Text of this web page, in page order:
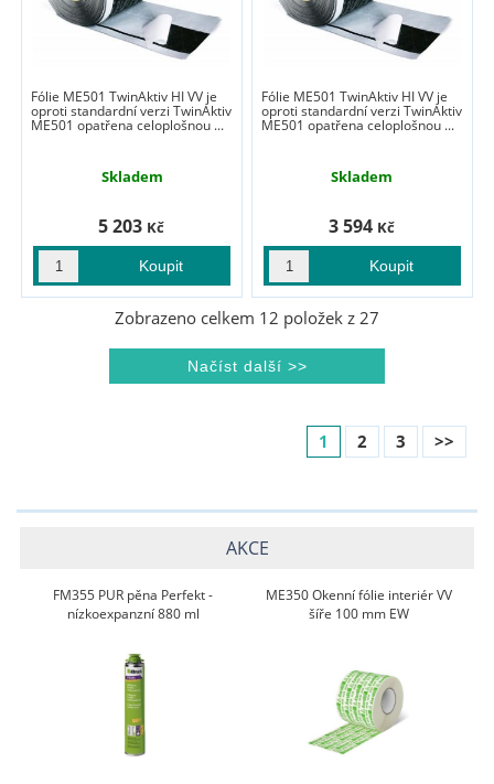
Fólie ME501 TwinAktiv HI VV je
oproti standardní verzi TwinAktiv
ME501 opatřena celoplošnou ...
Skladem
5 203 Kč
Fólie ME501 TwinAktiv HI VV je
oproti standardní verzi TwinAktiv
ME501 opatřena celoplošnou ...
Skladem
3 594 Kč
Zobrazeno celkem 12 položek z27
1 2 3 >>
AKCE
FM355 PUR pěna Perfekt -
nízkoexpanzní 880 ml
ME350 Okenní fólie interiér VV
šíře 100 mm EW